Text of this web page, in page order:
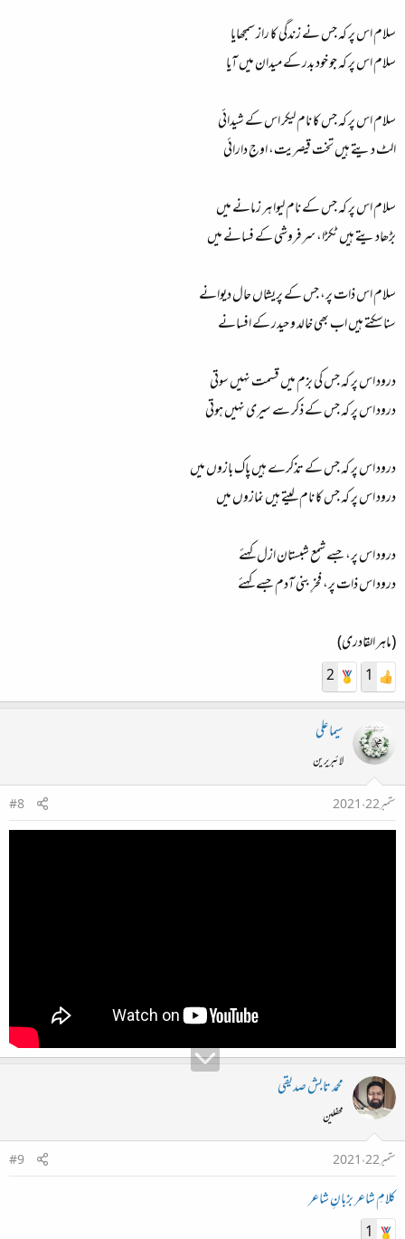
سلام اس پر کہ جس نے زندگی کا راز سمجھایا
سلام اس پر کہ جو خود بدر کے میدان میں آیا
سلام اس پر کہ جس کا نام لیکر اس کے شیدائی
الٹ دیتے ہیں تخت قیصریت، اوج دارائی
سلام اس پر کہ جس کے نام لیوا ہر زمانے میں
بڑھادیتے ہیں ٹکڑا، سرفروشی کے فسانے میں
سلام اس ذات پر، جس کے پریشاں حال دیوانے
سناسکتے ہیں اب بھی خالد و حیدر کے افسانے
درود اس پر کہ جس کی بزم میں قسمت نہیں سوتی
درود اس پر کہ جس کے ذکر سے سیری نہیں ہوتی
درود اس پر کہ جس کے تذکرے ہیں پاک بازوں میں
درود اس پر کہ جس کا نام لیتے ہیں نمازوں میں
درود اس پر، جسے شمع شبستان ازل کہئے
درود اس ذات پر، فخرِ بنی آدم جسے کہئے
(ماہر القادری)
1
2
سیما علی
لائبریرین
ستمبر 22، 2021
#8
محمد تابش صدیقی
محفلین
ستمبر 22، 2021
#9
کلامِ شاعر بزبانِ شاعر
1